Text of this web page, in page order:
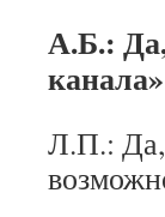
А.Б.:
Л.П.: Да,